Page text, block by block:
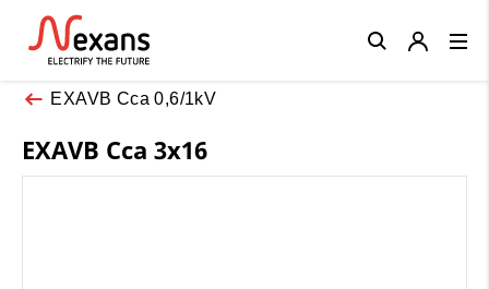
EXAVB Cca 0,6/1kV
EXAVB Cca 3x16
Close